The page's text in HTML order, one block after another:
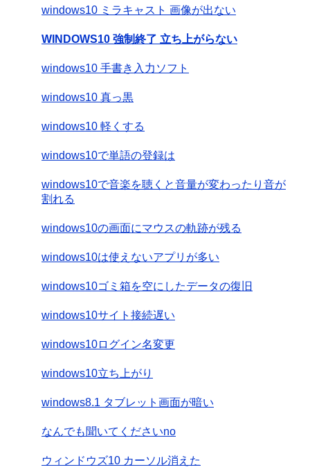
windows10 ミラキャスト 画像が出ない
WINDOWS10 強制終了 立ち上がらない
windows10 手書き入力ソフト
windows10 真っ黒
windows10 軽くする
windows10で単語の登録は
windows10で音楽を聴くと音量が変わったり音が
割れる
windows10の画面にマウスの軌跡が残る
windows10は使えないアプリが多い
windows10ゴミ箱を空にしたデータの復旧
windows10サイト接続遅い
windows10ログイン名変更
windows10立ち上がり
windows8.1 タブレット画面が暗い
なんでも聞いてくださいno
ウィンドウズ10 カーソル消えた